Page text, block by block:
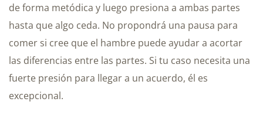
de forma metódica y luego presiona a ambas partes
hasta que algo ceda. No propondrá una pausa para
comer si cree que el hambre puede ayudar a acortar
las diferencias entre las partes. Si tu caso necesita una
fuerte presión para llegar a un acuerdo, él es
excepcional.